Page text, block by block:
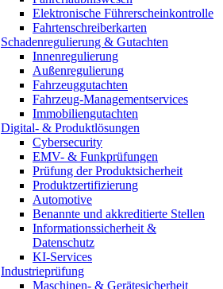
Elektronische Führerscheinkontrolle
Fahrtenschreiberkarten
Schadenregulierung & Gutachten
Innenregulierung
Außenregulierung
Fahrzeuggutachten
Fahrzeug-Managementservices
Immobiliengutachten
Digital- & Produktlösungen
Cybersecurity
EMV- & Funkprüfungen
Prüfung der Produktsicherheit
Produktzertifizierung
Automotive
Benannte und akkreditierte Stellen
Informationssicherheit &
Datenschutz
KI-Services
Industrieprüfung
Maschinen- & Gerätesicherheit